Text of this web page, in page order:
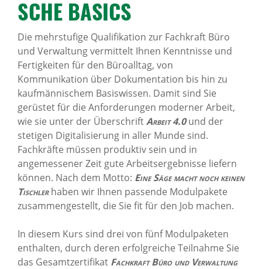
News Archiv
SCHE BASICS
Die mehrstufige Qualifikation zur Fachkraft Büro
und Verwaltung vermittelt Ihnen Kenntnisse und
Fertigkeiten für den Büroalltag, von
Kommunikation über Dokumentation bis hin zu
kaufmännischem Basiswissen. Damit sind Sie
gerüstet für die Anforderungen moderner Arbeit,
wie sie unter der ÜberschriftArbeit 4.0und der
stetigen Digitalisierung in aller Munde sind.
Fachkräfte müssen produktiv sein und in
angemessener Zeit gute Arbeitsergebnisse liefern
können. Nach dem Motto: Eine Säge macht noch keinen
Tischlerhaben wir Ihnen passende Modulpakete
zusammengestellt, die Sie fit für den Job machen.
In diesem Kurs sind drei von fünf Modulpaketen
enthalten, durch deren erfolgreiche Teilnahme Sie
das Gesamtzertifikat Fachkraft Büro und Verwaltung